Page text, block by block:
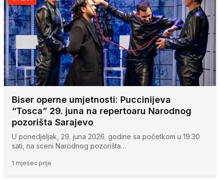
Biser operne umjetnosti: Puccinijeva
“Tosca” 29. juna na repertoaru Narodnog
pozorišta Sarajevo
U ponedjeljak, 29. juna 2026. godine sa početkom u 19:30
sati, na sceni Narodnog pozorišta…
1 mjesec prije